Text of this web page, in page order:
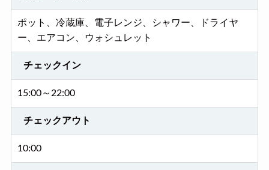
ポット、冷蔵庫、電子レンジ、シャワー、ドライヤ
ー、エアコン、ウォシュレット
チェックイン
15:00～22:00
チェックアウト
10:00